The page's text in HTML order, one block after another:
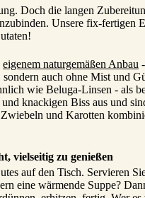
Doch die langen
Unsere fix-fertigen
eigenem naturgemäßen Anbau
auch ohne Mist und
wie Beluga-Linsen - als
knackigen Biss aus und
und Karotten
vielseitig zu genießen
auf den Tisch. Servieren
eine wärmende Suppe?